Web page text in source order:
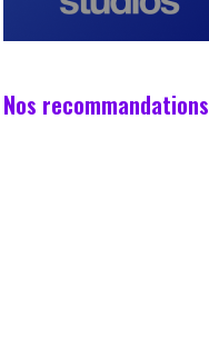
Nos recommandations